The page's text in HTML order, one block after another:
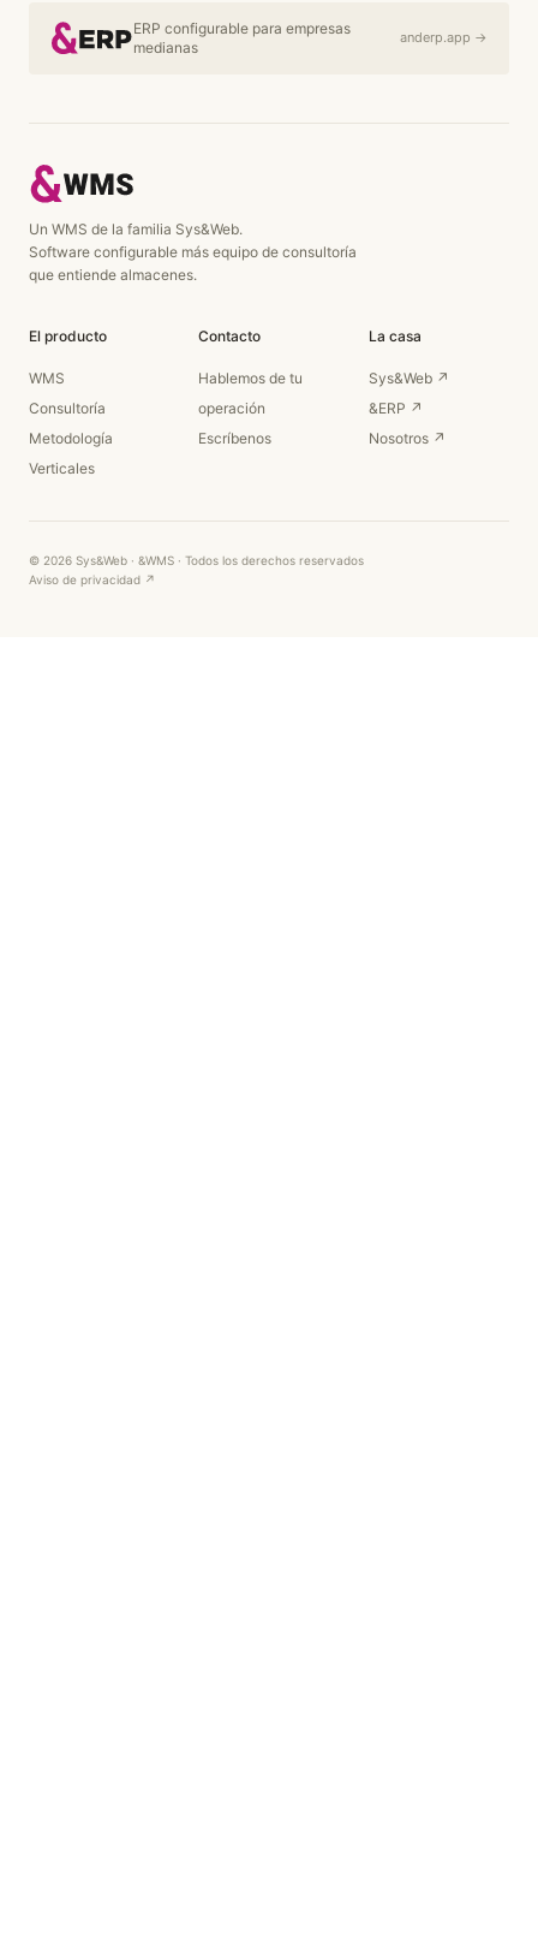
ERP configurable para empresas
medianas
anderp.app →
Un WMS de la familia Sys&Web.
Software configurable más equipo de consultoría
que entiende almacenes.
El producto
WMS
Consultoría
Metodología
Verticales
Contacto
Hablemos de tu
operación
Escríbenos
La casa
Sys&Web ↗
&ERP ↗
Nosotros ↗
© 2026 Sys&Web · &WMS · Todos los derechos reservados
Aviso de privacidad ↗